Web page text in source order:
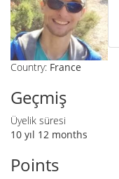
Country: France
Geçmiş
Üyelik süresi
10 yıl 12 months
Points